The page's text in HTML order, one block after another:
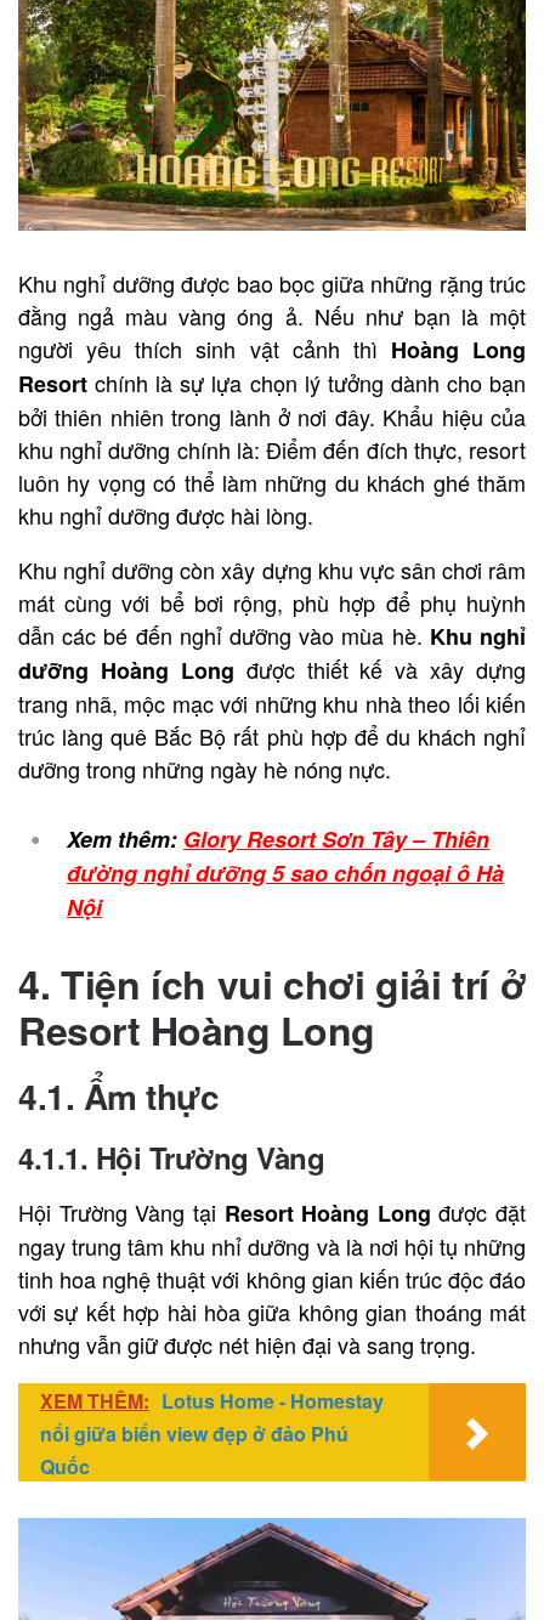
Khu nghỉ dưỡng được bao bọc giữa những rặng trúc
đằng ngả màu vàng óng ả. Nếu như bạn là một
người yêu thích sinh vật cảnh thì Hoàng Long
Resortchính là sự lựa chọn lý tưởng dành cho bạn
bởi thiên nhiên trong lành ở nơi đây. Khẩu hiệu của
khu nghỉ dưỡng chính là: Điểm đến đích thực, resort
luôn hy vọng có thể làm những du khách ghé thăm
khu nghỉ dưỡng được hài lòng.
Khu nghỉ dưỡng còn xây dựng khu vực sân chơi râm
mát cùng với bể bơi rộng, phù hợp để phụ huỳnh
dẫn các bé đến nghỉ dưỡng vào mùa hè. Khu nghỉ
dưỡng Hoàng Long được thiết kế và xây dựng
trang nhã, mộc mạc với những khu nhà theo lối kiến
trúc làng quê Bắc Bộ rất phù hợp để du khách nghỉ
dưỡng trong những ngày hè nóng nực.
Xem thêm: Glory Resort Sơn Tây – Thiên
đường nghỉ dưỡng 5 sao chốn ngoại ô Hà
Nội
4. Tiện ích vui chơi giải trí ở
Resort Hoàng Long
4.1. Ẩm thực
4.1.1. Hội Trường Vàng
Hội Trường Vàng tại Resort Hoàng Long được đặt
ngay trung tâm khu nhỉ dưỡng và là nơi hội tụ những
tinh hoa nghệ thuật với không gian kiến trúc độc đáo
với sự kết hợp hài hòa giữa không gian thoáng mát
nhưng vẫn giữ được nét hiện đại và sang trọng.
XEM THÊM: Lotus Home - Homestay
nổi giữa biển view đẹp ở đảo Phú
Quốc